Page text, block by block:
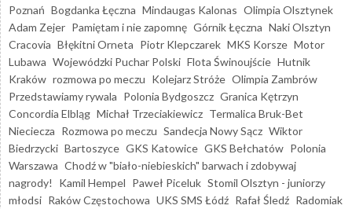
Poznań Bogdanka Łęczna Mindaugas Kalonas Olimpia Olsztynek
Adam Zejer Pamiętam i nie zapomnę Górnik Łęczna Naki Olsztyn
Cracovia Błękitni Orneta Piotr Klepczarek MKS Korsze Motor
Lubawa Wojewódzki Puchar Polski Flota Świnoujście Hutnik
Kraków rozmowa po meczu Kolejarz Stróże Olimpia Zambrów
Przedstawiamy rywala Polonia Bydgoszcz Granica Kętrzyn
Concordia Elbląg Michał Trzeciakiewicz Termalica Bruk-Bet
Nieciecza Rozmowa po meczu Sandecja Nowy Sącz Wiktor
Biedrzycki Bartoszyce GKS Katowice GKS Bełchatów Polonia
Warszawa Chodź w "biało-niebieskich" barwach i zdobywaj
nagrody!
Kamil Hempel Paweł Piceluk Stomil Olsztyn - juniorzy
młodsi Raków Częstochowa UKS SMS Łódź Rafał Śledź Radomiak